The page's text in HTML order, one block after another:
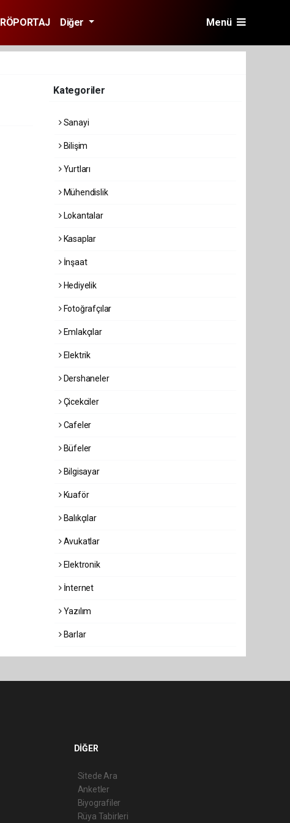
RÖPORTAJ Diğer Menü
Kategoriler
Sanayi
Bilişim
Yurtları
Mühendislik
Lokantalar
Kasaplar
İnşaat
Hediyelik
Fotoğrafçılar
Emlakçılar
Elektrik
Dershaneler
Çicekciler
Cafeler
Büfeler
Bilgisayar
Kuaför
Balıkçılar
Avukatlar
Elektronik
İnternet
Yazılım
Barlar
DİĞER
Sitede Ara
Anketler
Biyografiler
Rüya Tabirleri